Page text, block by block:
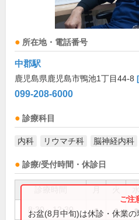
所在地・電話番号
中郡駅
鹿児島県鹿児島市鴨池1丁目44-8
099-208-6000
診療科目
内科 リウマチ科 脳神経内科
診療/受付時間・休診日
8:30～12:30 ● ● ●
お盆(8月中旬)は休診・休業